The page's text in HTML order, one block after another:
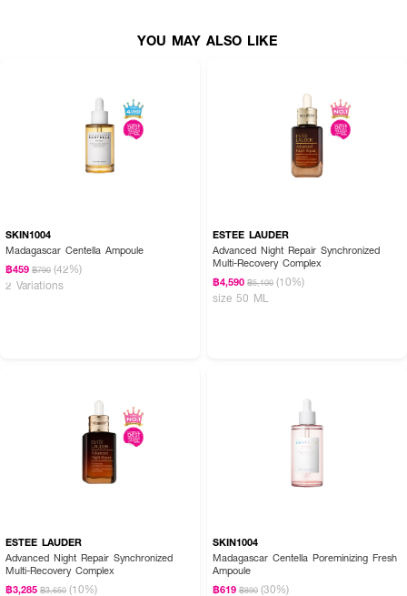
YOU MAY ALSO LIKE
SKIN1004
Madagascar Centella Ampoule
฿459 ฿790 (42%)
2 Variations
ESTEE LAUDER
Advanced Night Repair Synchronized
Multi-Recovery Complex
฿4,590 ฿5,100 (10%)
size 50 ML
ESTEE LAUDER
Advanced Night Repair Synchronized
Multi-Recovery Complex
฿3,285 ฿3,650 (10%)
SKIN1004
Madagascar Centella Poreminizing Fresh
Ampoule
฿619 ฿890 (30%)